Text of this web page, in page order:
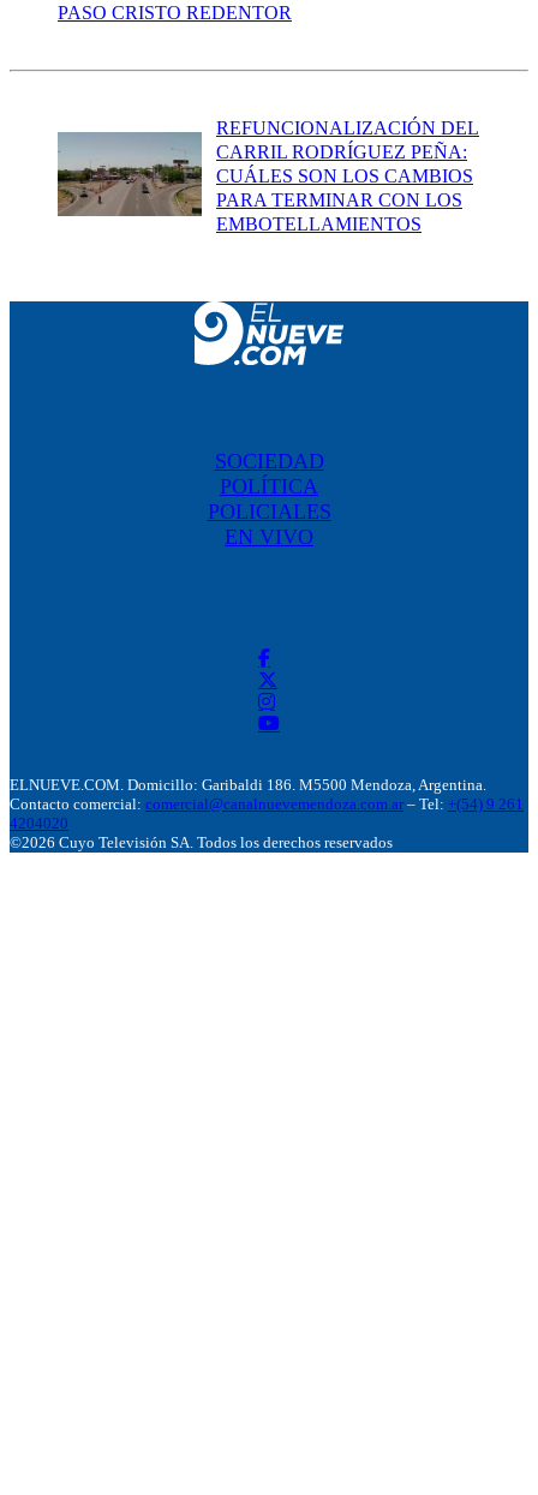
PASO CRISTO REDENTOR
REFUNCIONALIZACIÓN DEL
CARRIL RODRÍGUEZ PEÑA:
CUÁLES SON LOS CAMBIOS
PARA TERMINAR CON LOS
EMBOTELLAMIENTOS
SOCIEDAD
POLÍTICA
POLICIALES
EN VIVO
ELNUEVE.COM. Domicillo: Garibaldi 186. M5500 Mendoza, Argentina.
Contacto comercial: comercial@canalnuevemendoza.com.ar – Tel: +(54) 9 261
4204020
©2026 Cuyo Televisión SA. Todos los derechos reservados